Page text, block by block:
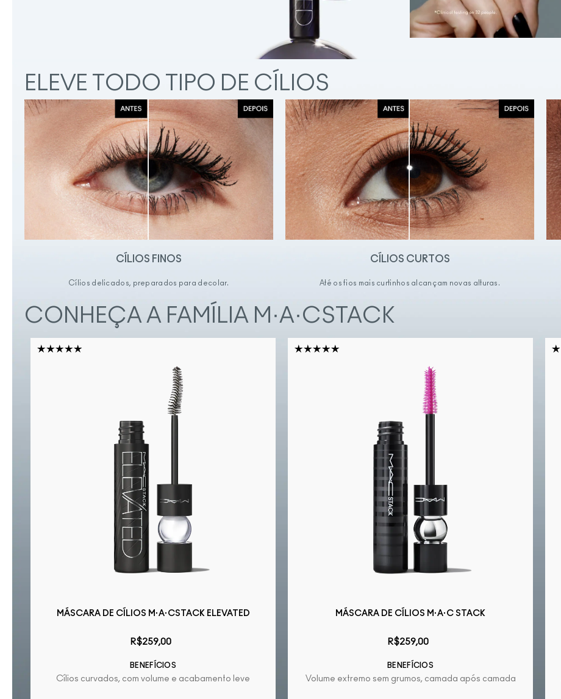
ELEVE TODO TIPO DE CÍLIOS
CÍLIOS FINOS
Cílios delicados, preparados para decolar.
CÍLIOS CURTOS
Até os fios mais curtinhos alcançam novas alturas.
CONHEÇA A FAMÍLIA M·A·CSTACK
MÁSCARA DE CÍLIOS M·A·CSTACK ELEVATED
R$259,00
BENEFÍCIOS
Cílios curvados, com volume e acabamento leve
MÁSCARA DE CÍLIOS M·A·C STACK
R$259,00
BENEFÍCIOS
Volume extremo sem grumos, camada após camada